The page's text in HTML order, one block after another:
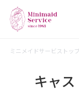
ミニメイドサービストッ
キャ